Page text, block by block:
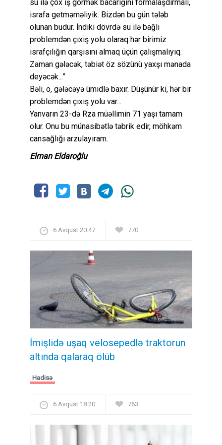
su ilə çox iş görmək bacarığını formalaşdırmalı,
israfa getməməliyik. Bizdən bu gün tələb
olunan budur. İndiki dövrdə su ilə bağlı
problemdən çıxış yolu olaraq hər birimiz
israfçılığın qarşısını almaq üçün çalışmalıyıq.
Zaman gələcək, təbiət öz sözünü yaxşı mənada
deyəcək...”
Bəli, o, gələcəyə ümidlə baxır. Düşünür ki, hər bir
problemdən çıxış yolu var...
Yanvarın 23-də Rza müəllimin 71 yaşı tamam
olur. Onu bu münasibətlə təbrik edir, möhkəm
cansağlığı arzulayıram.
Elman Eldaroğlu
6 Avqust 20:47 770
İmişlidə uşaq velosepedlə traktorun
altında qalaraq ölüb
Hadisə
6 Avqust 18:20 763